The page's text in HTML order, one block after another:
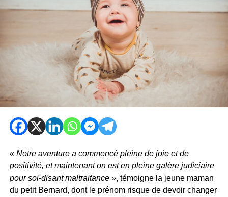
« Notre aventure a commencé pleine de joie et de
positivité, et maintenant on est en pleine galère judiciaire
pour soi-disant maltraitance », témoigne la jeune maman
du petit Bernard, dont le prénom risque de devoir changer